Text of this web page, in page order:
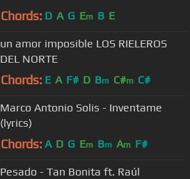
Chords: D A G Em B E
un amor imposible LOS RIELEROS
DEL NORTE
Chords: E A F# D Bm C#m C#
Marco Antonio Solis - Inventame
(lyrics)
Chords: A D G Em Bm Am F#
Pesado - Tan Bonita ft. Raúl